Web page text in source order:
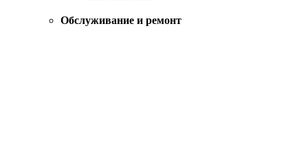
Обслуживание и ремонт